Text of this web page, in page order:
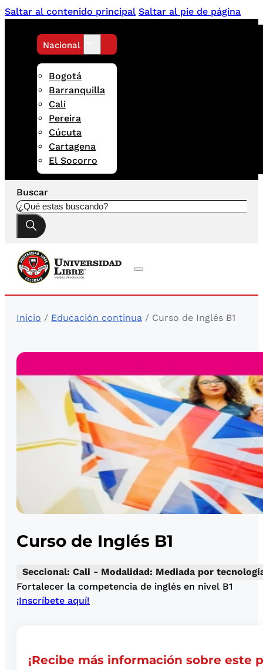
Saltar al contenido principal Saltar al pie de página
Nacional
Bogotá
Barranquilla
Cali
Pereira
Cúcuta
Cartagena
El Socorro
Buscar
Inicio / Educación continua / Curso de Inglés B1
Curso de Inglés B1
Seccional: Cali - Modalidad: Mediada por
Fortalecer la competencia de inglés en nivel B1
¡Inscríbete aquí!
¡Recibe más información sobre este